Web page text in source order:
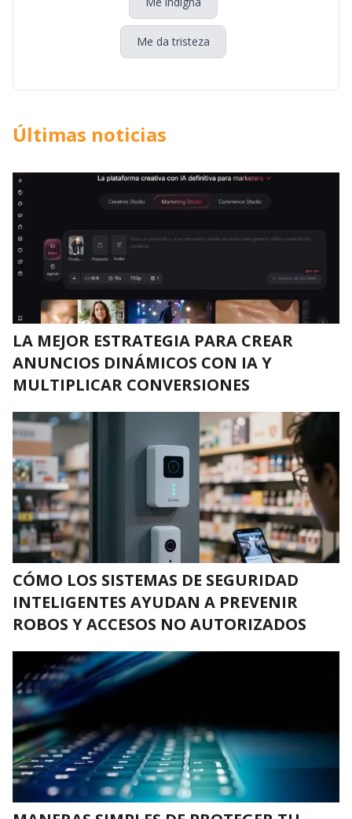
Me da tristeza
Últimas noticias
LA MEJOR ESTRATEGIA PARA CREAR
ANUNCIOS DINÁMICOS CON IA Y
MULTIPLICAR CONVERSIONES
CÓMO LOS SISTEMAS DE SEGURIDAD
INTELIGENTES AYUDAN A PREVENIR
ROBOS Y ACCESOS NO AUTORIZADOS